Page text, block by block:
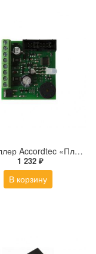
Контроллер Accordtec «Плата ML-395.03»
1 232 ₽
В корзину